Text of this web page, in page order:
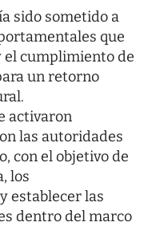
sido sometido a
que
cumplimiento de
un retorno
activaron
las autoridades
con el objetivo de
los
establecer las
dentro del marco